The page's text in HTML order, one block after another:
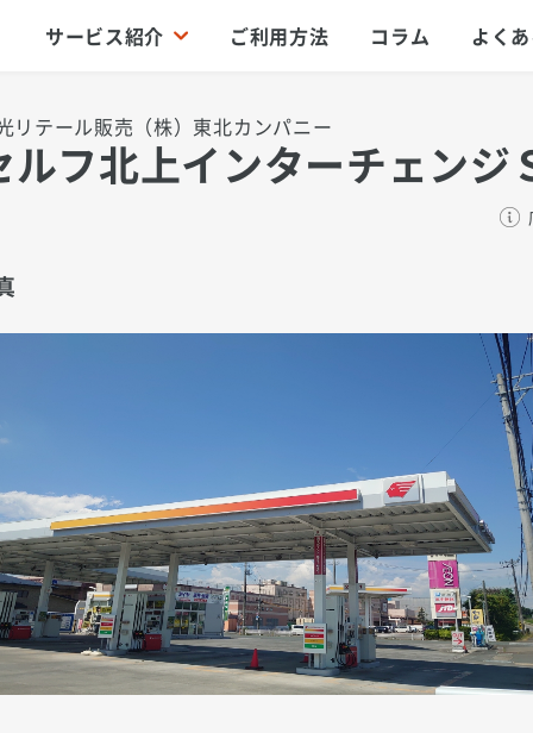
サービス紹介 ご利用方法 コラム よく
リテール販売（株）東北カンパニー
ルフ北上インターチェンジ